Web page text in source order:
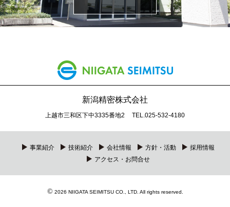
新潟精密株式会社
上越市三和区下中3335番地2 TEL.025-532-4180
事業紹介 技術紹介 会社情報 方針・活動
採用情報
アクセス・お問合せ
© 2026 NIIGATA SEIMITSU CO., LTD. All rights reserved.